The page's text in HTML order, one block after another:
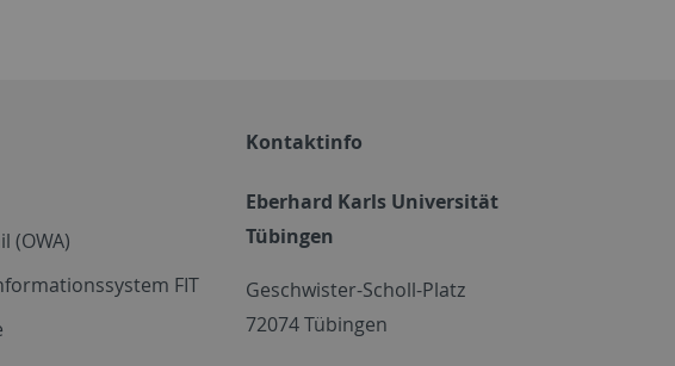
(OWA)
FIT
Kontaktinfo
Eberhard Karls Universität
Tübingen
Geschwister-Scholl-Platz
72074 Tübingen